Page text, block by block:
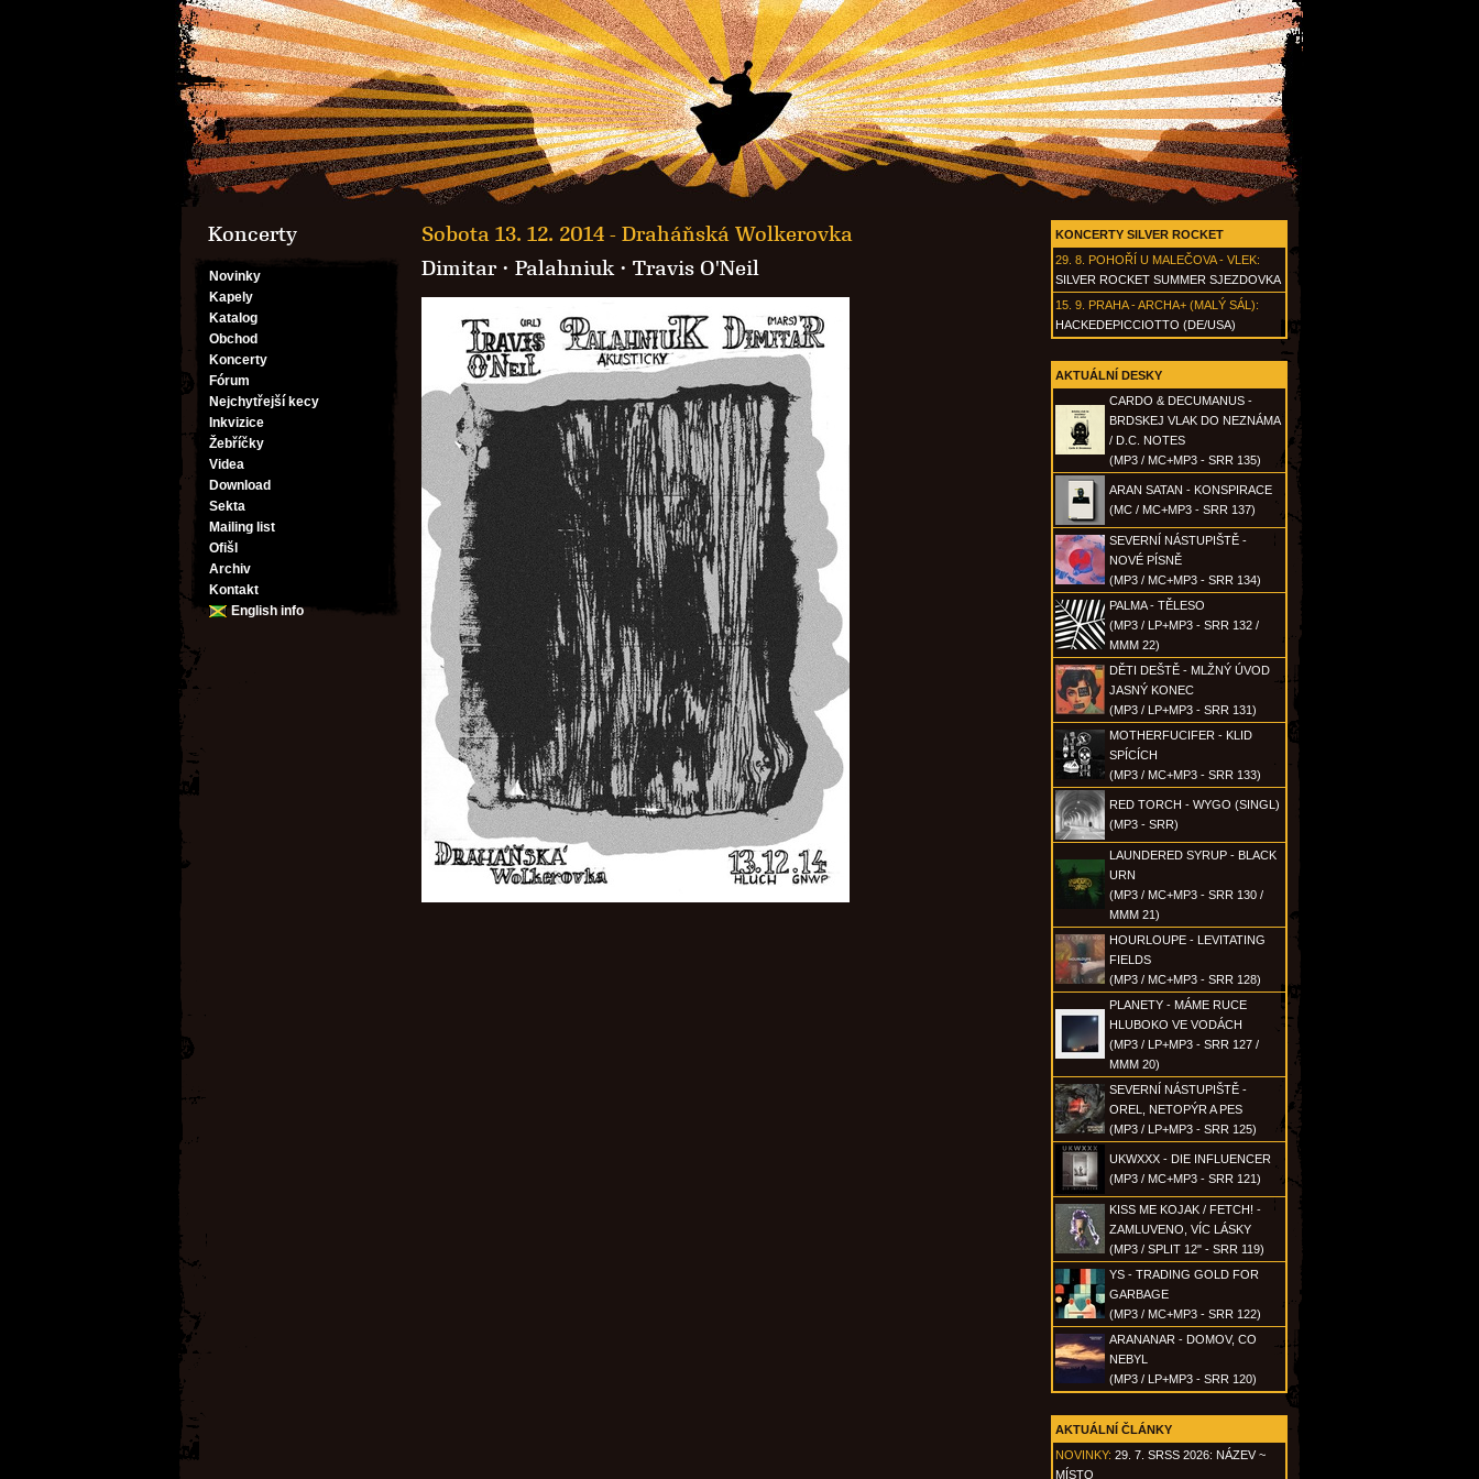
Koncerty
Novinky
Kapely
Katalog
Obchod
Koncerty
Fórum
Nejchytřejší kecy
Inkvizice
Žebříčky
Videa
Download
Sekta
Mailing list
Ofišl
Archiv
Kontakt
English info
KONCERTY SILVER ROCKET
29. 8. POHOŘÍ U MALEČOVA - VLEK:
SILVER ROCKET SUMMER SJEZDOVKA
15. 9. PRAHA - ARCHA+ (MALÝ SÁL):
HACKEDEPICCIOTTO (DE/USA)
AKTUÁLNÍ DESKY
CARDO & DECUMANUS -
BRDSKEJ VLAK DO NEZNÁMA
/ D.C. NOTES
(MP3 / MC+MP3 - SRR 135)
ARAN SATAN - KONSPIRACE
(MC / MC+MP3 - SRR 137)
SEVERNÍ NÁSTUPIŠTĚ -
NOVÉ PÍSNĚ
(MP3 / MC+MP3 - SRR 134)
PALMA - TĚLESO
(MP3 / LP+MP3 - SRR 132 /
MMM 22)
DĚTI DEŠTĚ - MLŽNÝ ÚVOD
JASNÝ KONEC
(MP3 / LP+MP3 - SRR 131)
MOTHERFUCIFER - KLID
SPÍCÍCH
(MP3 / MC+MP3 - SRR 133)
RED TORCH - WYGO (SINGL)
(MP3 - SRR)
LAUNDERED SYRUP - BLACK
URN
(MP3 / MC+MP3 - SRR 130 /
MMM 21)
HOURLOUPE - LEVITATING
FIELDS
(MP3 / MC+MP3 - SRR 128)
PLANETY - MÁME RUCE
HLUBOKO VE VODÁCH
(MP3 / LP+MP3 - SRR 127 /
MMM 20)
SEVERNÍ NÁSTUPIŠTĚ -
OREL, NETOPÝR A PES
(MP3 / LP+MP3 - SRR 125)
UKWXXX - DIE INFLUENCER
(MP3 / MC+MP3 - SRR 121)
KISS ME KOJAK / FETCH! -
ZAMLUVENO, VÍC LÁSKY
(MP3 / SPLIT 12" - SRR 119)
YS - TRADING GOLD FOR
GARBAGE
(MP3 / MC+MP3 - SRR 122)
ARANANAR - DOMOV, CO
NEBYL
(MP3 / LP+MP3 - SRR 120)
AKTUÁLNÍ ČLÁNKY
NOVINKY: 29. 7. SRSS 2026: NÁZEV ~
MÍSTO
Sobota 13. 12. 2014 - Draháňská Wolkerovka
Dimitar· Palahniuk· Travis O'Neil